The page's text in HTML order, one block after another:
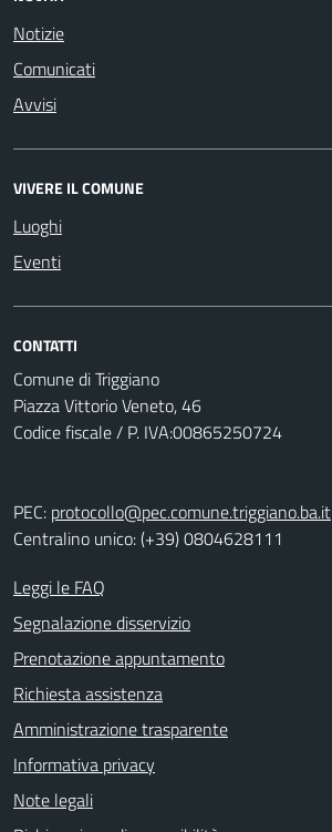
Notizie
Comunicati
Avvisi
VIVERE IL COMUNE
Luoghi
Eventi
CONTATTI
Comune di Triggiano
Piazza Vittorio Veneto, 46
Codice fiscale / P. IVA:00865250724
PEC: protocollo@pec.comune.triggiano.ba.it
Centralino unico: (+39) 0804628111
Leggi le FAQ
Segnalazione disservizio
Prenotazione appuntamento
Richiesta assistenza
Amministrazione trasparente
Informativa privacy
Note legali